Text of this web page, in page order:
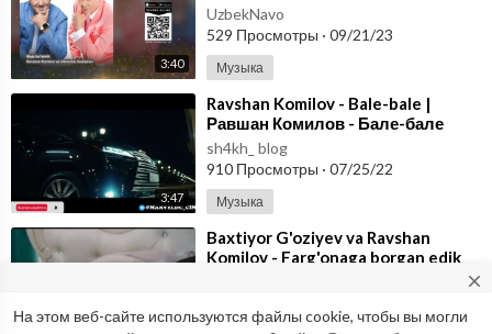
На этом веб-сайте используются файлы cookie, чтобы вы могли
close
Would you like to report possible abuse to our Abuse Team? If so,
3:40
UzbekNavo
529 Просмотры · 09/21/23
Музыка
3:47
⁣Ravshan Komilov - Bale-bale |
Равшан Комилов - Бале-бале
sh4kh_ blog
910 Просмотры · 07/25/22
Музыка
⁣Baxtiyor G'oziyev va Ravshan
Komilov - Farg'onaga borgan edik